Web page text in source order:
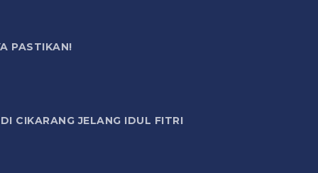
PASTIKAN!
CIKARANG JELANG IDUL FITRI